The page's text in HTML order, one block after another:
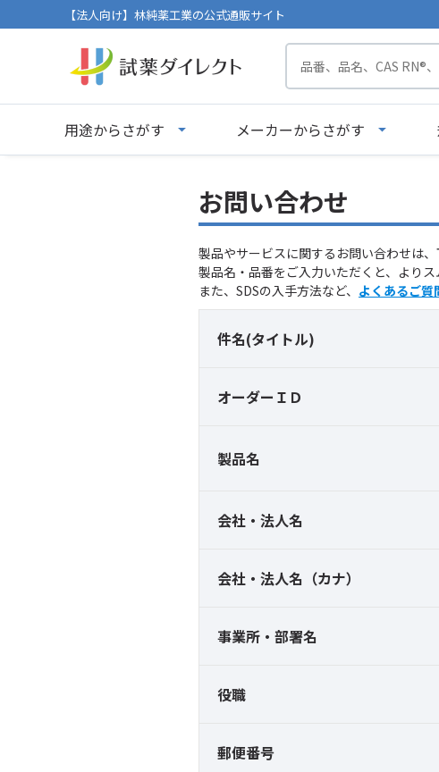
【法人向け】林純薬工業の公式通販サイト
用途からさがす メーカーからさがす
お問い合わせ
製品やサービスに関するお問い合わせは
製品名・品番をご入力いただくと、よりス
また、SDSの入手方法など、 よくあるご質
件名(タイトル)
オーダーＩＤ
製品名
会社・法人名
会社・法人名（カナ）
事業所・部署名
役職
郵便番号